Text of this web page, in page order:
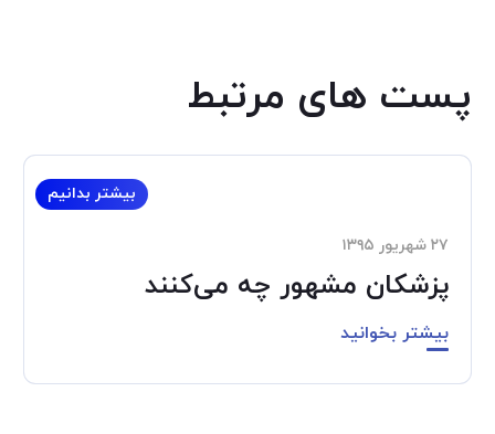
پست های مرتبط
بیشتر بدانیم
۲۷ شهریور ۱۳۹۵
پزشکان مشهور چه می‌کنند
بیشتر بخوانید